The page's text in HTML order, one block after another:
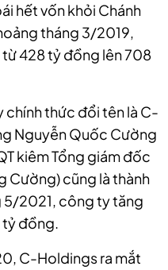
hết vốn khỏi Chánh
tháng 3/2019,
428 tỷ đồng lên 708
thức đổi tên là C-
Nguyễn Quốc Cường
kiêm Tổng giám đốc
Cường) cũng là thành
5/2021, công ty tăng
tỷ đồng.
C-Holdings ra mắt